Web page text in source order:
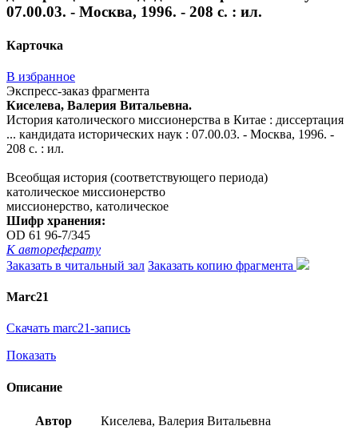
07.00.03. - Москва, 1996. - 208 с. : ил.
Карточка
В избранное
Экспресс-заказ фрагмента
Киселева, Валерия Витальевна.
История католического миссионерства в Китае : диссертация
... кандидата исторических наук : 07.00.03. - Москва, 1996. -
208 с. : ил.
Всеобщая история (соответствующего периода)
католическое миссионерство
миссионерство, католическое
Шифр хранения:
OD 61 96-7/345
К автореферату
Заказать в читальный зал Заказать копию фрагмента
Marc21
Скачать marc21-запись
Показать
Описание
Автор Киселева, Валерия Витальевна